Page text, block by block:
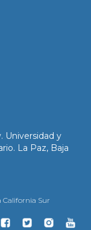
Universidad y
La Paz, Baja
Sur